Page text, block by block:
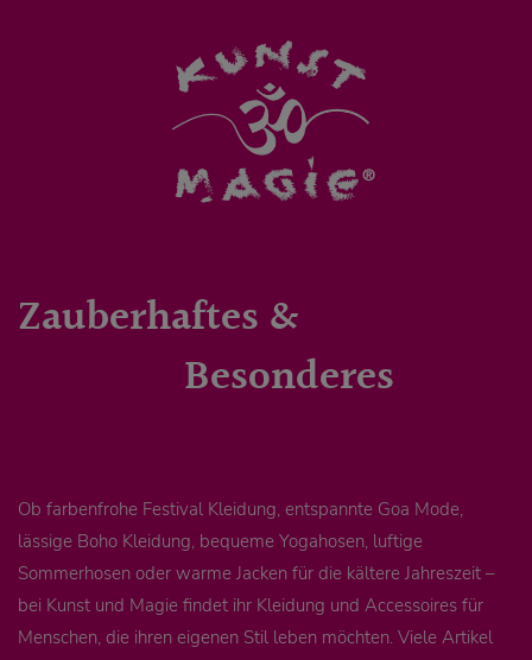
Zauberhaftes &
Besonderes
Ob farbenfrohe Festival Kleidung, entspannte Goa Mode,
lässige Boho Kleidung, bequeme Yogahosen, luftige
Sommerhosen oder warme Jacken für die kältere Jahreszeit –
bei Kunst und Magie findet ihr Kleidung und Accessoires für
Menschen, die ihren eigenen Stil leben möchten. Viele Artikel